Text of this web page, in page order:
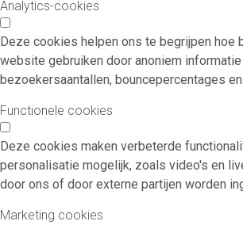
Analytics-cookies
Deze cookies helpen ons te begrijpen hoe
website gebruiken door anoniem
bezoekersaantallen, bouncepercentages
Functionele cookies
Deze cookies maken verbeterde
personalisatie mogelijk, zoals video's en
door ons of door externe partijen worden
Marketing cookies